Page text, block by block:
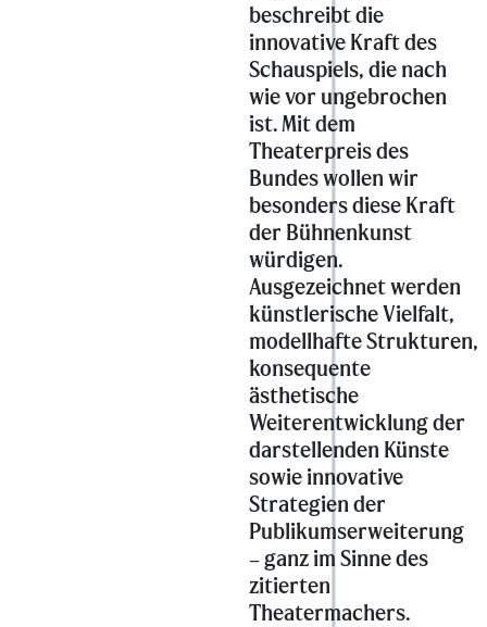
beschreibt die
innovative Kraft des
Schauspiels, die nach
wie vor ungebrochen
ist. Mit dem
Theaterpreis des
Bundes wollen wir
besonders diese Kraft
der Bühnenkunst
würdigen.
Ausgezeichnet werden
künstlerische Vielfalt,
modellhafte Strukturen,
konsequente
ästhetische
Weiterentwicklung der
darstellenden Künste
sowie innovative
Strategien der
Publikumserweiterung
– ganz im Sinne des
zitierten
Theatermachers.